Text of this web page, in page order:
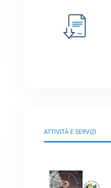
ATTIVITÀ E SERVIZI